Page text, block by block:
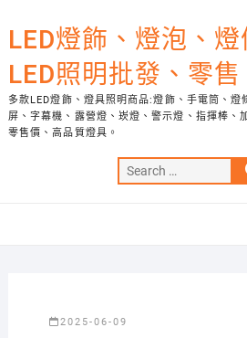
to
content
LED燈飾、燈泡、
LED照明批發、零售
多款LED燈飾、燈具照明商品:燈飾、手電筒、
屏、字幕機、露營燈、崁燈、警示燈、指揮棒、
零售價、高品質燈具。
…
2025-06-09